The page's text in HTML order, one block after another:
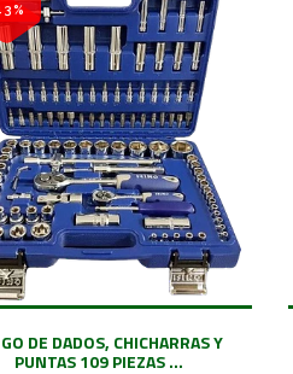
DE DADOS, CHICHARRAS Y
PUNTAS 109 PIEZAS ...